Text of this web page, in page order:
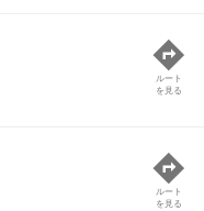
ルート
を見る
ルート
を見る